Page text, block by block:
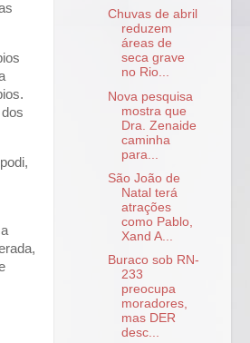
Chuvas de abril
reduzem
áreas de
seca grave
no Rio...
Nova pesquisa
mostra que
Dra. Zenaide
caminha
para...
São João de
Natal terá
atrações
como Pablo,
Xand A...
Buraco sob RN-
233
preocupa
moradores,
mas DER
desc...